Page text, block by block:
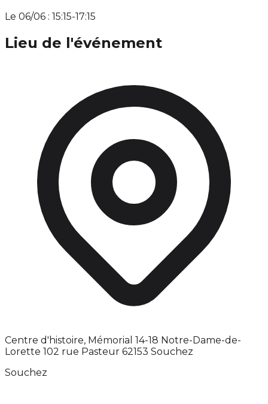
Le 06/06 : 15:15-17:15
Lieu de l'événement
Centre d'histoire, Mémorial 14-18 Notre-Dame-de-
Lorette 102 rue Pasteur 62153 Souchez
Souchez